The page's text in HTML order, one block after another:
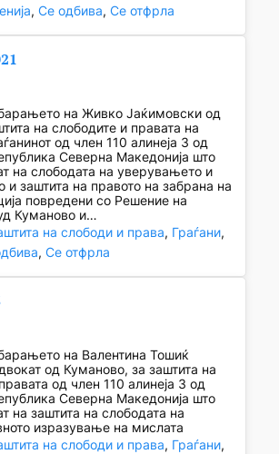
, Се одбива, Се отфрла
на Живко Јаќимовски од
на слободите и правата на
од член 110 алинеја 3 од
Северна Македонија што
на слободата на уверувањето и
и заштита на правото на забрана на
повредени со Решение на
Куманово и…
на слободи и права, Граѓани
, Се отфрла
на Валентина Тошиќ
од Куманово, за заштита на
од член 110 алинеја 3 од
Северна Македонија што
на заштита на слободата на
изразување на мислата
на слободи и права, Граѓани